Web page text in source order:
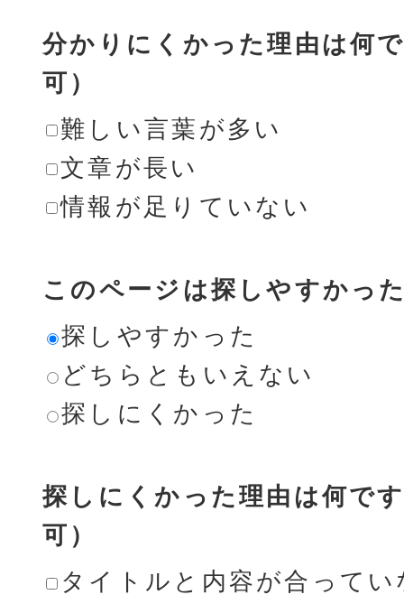
分かりにくかった理由は何
可）
難しい言葉が多い
文章が長い
情報が足りていない
このページは探しやすかっ
探しやすかった
どちらともいえない
探しにくかった
探しにくかった理由は何で
可）
タイトルと内容が合ってい